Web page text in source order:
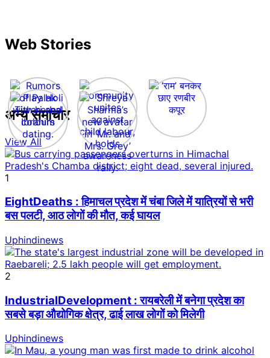
Web Stories
अन्य समाचार
View All
1
EightDeaths : हिमाचल प्रदेश में चंबा जिले में यात्रियों से भरी
बस पलटी, आठ लोगों की मौत, कई घायल
Uphindinews
2
IndustrialDevelopment : रायबरेली में बनेगा प्रदेश का
सबसे बड़ा औद्योगिक क्षेत्र, ढाई लाख लोगों को मिलेगी
Uphindinews